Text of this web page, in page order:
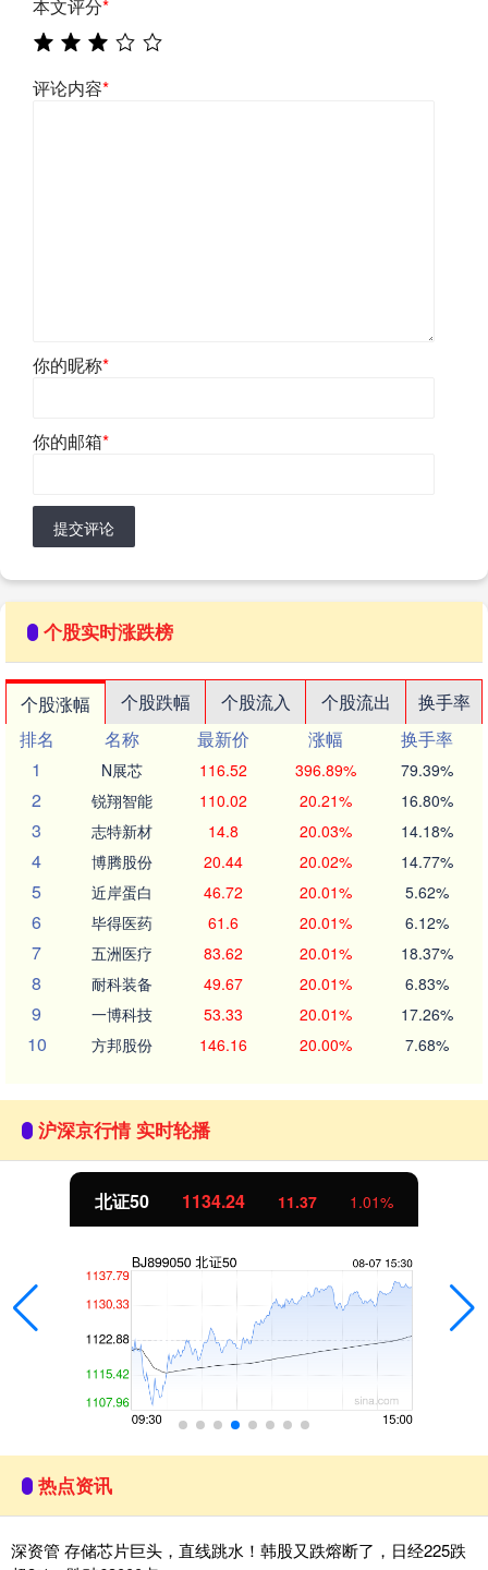
本文评分*
评论内容*
你的昵称*
你的邮箱*
提交评论
个股实时涨跌榜
个股涨幅 个股跌幅 个股流入 个股流出
换手率
排名
名称 最新价 涨幅
换手率
1
N展芯 116.52 396.89% 79.39%
2 锐翔智能 110.02 20.21% 16.80%
3 志特新材 14.8 20.03% 14.18%
4 博腾股份 20.44 20.02% 14.77%
5 近岸蛋白 46.72 20.01% 5.62%
6 毕得医药 61.6 20.01% 6.12%
7 五洲医疗 83.62 20.01% 18.37%
8 耐科装备 49.67 20.01% 6.83%
9 一博科技 53.33 20.01% 17.26%
10 方邦股份 146.16 20.00% 7.68%
沪深京行情 实时轮播
北证50 1134.24 11.37 1.01%
热点资讯
深资管 存储芯片巨头，直线跳水！韩股又跌熔断了，日经225跌